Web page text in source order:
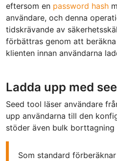
eftersom en password hash
användare, och denna
tidskrävande av
förbättras genom att
klienten innan användarna
Ladda upp med
Seed tool läser användare
upp användarna till den
stöder även bulk borttagning
Som standard